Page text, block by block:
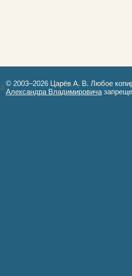
© 2003–2026 Царёв А. В. Любое
Александра Владимировича
Авторизация